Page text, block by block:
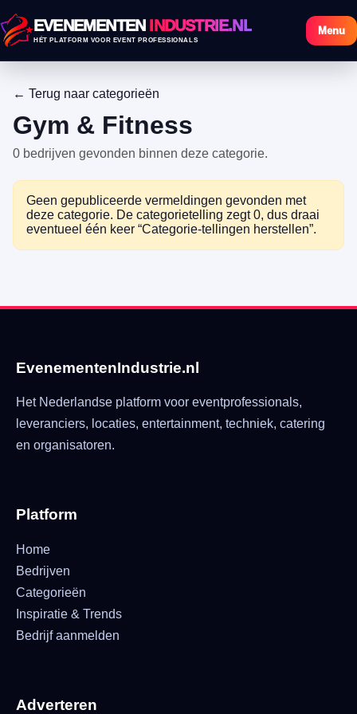
EVENEMENTEN INDUSTRIE.NL
HÉT PLATFORM VOOR EVENT PROFESSIONALS
Menu
← Terug naar categorieën
Gym & Fitness
0 bedrijven gevonden binnen deze categorie.
Geen gepubliceerde vermeldingen gevonden met
deze categorie. De categorietelling zegt 0, dus draai
eventueel één keer “Categorie-tellingen herstellen”.
EvenementenIndustrie.nl
Het Nederlandse platform voor eventprofessionals,
leveranciers, locaties, entertainment, techniek, catering
en organisatoren.
Platform
Home
Bedrijven
Categorieën
Inspiratie & Trends
Bedrijf aanmelden
Adverteren